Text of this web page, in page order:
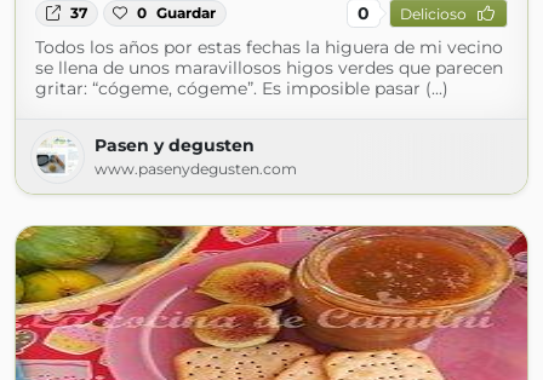
37 0 Guardar 0 Delicioso
Todos los años por estas fechas la higuera de mi vecino
se llena de unos maravillosos higos verdes que parecen
gritar: “cógeme, cógeme”. Es imposible pasar (...)
Pasen y degusten
www.pasenydegusten.com